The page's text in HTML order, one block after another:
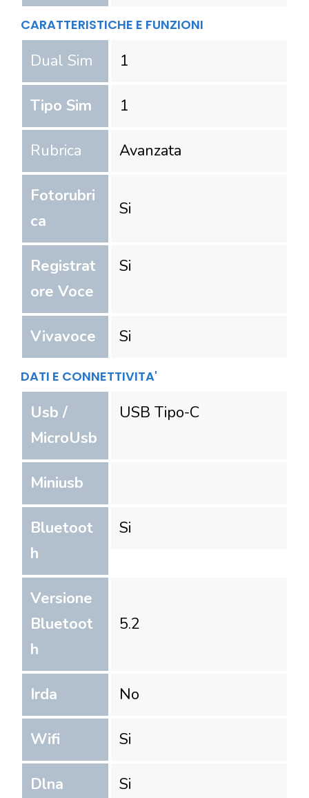
CARATTERISTICHE E FUNZIONI
Dual Sim 1
Tipo Sim 1
Rubrica Avanzata
Fotorubri
ca
Si
Registrat
ore Voce
Si
Vivavoce Si
DATI E CONNETTIVITA'
Usb /
MicroUsb
USB Tipo-C
Miniusb
Bluetoot
h
Si
Versione
Bluetoot
h
5.2
Irda No
Wifi Si
Dlna Si